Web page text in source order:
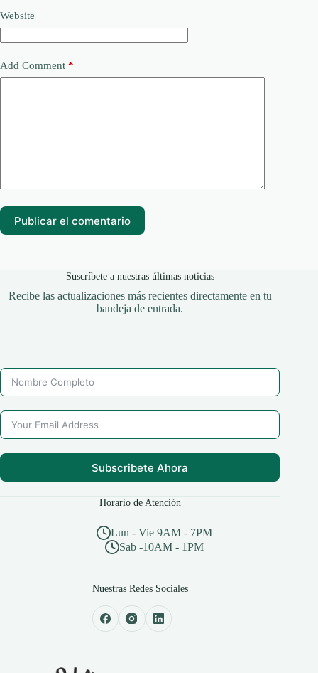
Website
Add Comment *
Publicar el comentario
Suscríbete a nuestras últimas noticias
Recibe las actualizaciones más recientes directamente en tu
bandeja de entrada.
Subscribete Ahora
Horario de Atención
Lun - Vie 9AM - 7PM
Sab -10AM - 1PM
Nuestras Redes Sociales